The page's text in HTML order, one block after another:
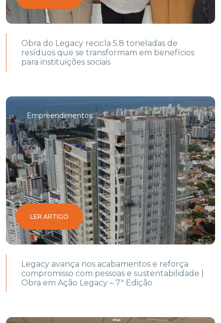
Obra do Legacy recicla 5.8 toneladas de
resíduos que se transformam em benefícios
para instituições sociais
Empreendimentos
LER ARTIGO
Legacy avança nos acabamentos e reforça
compromisso com pessoas e sustentabilidade |
Obra em Ação Legacy – 7ª Edição